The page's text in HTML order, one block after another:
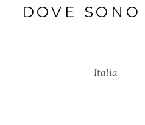
DOVE SONO
Italia